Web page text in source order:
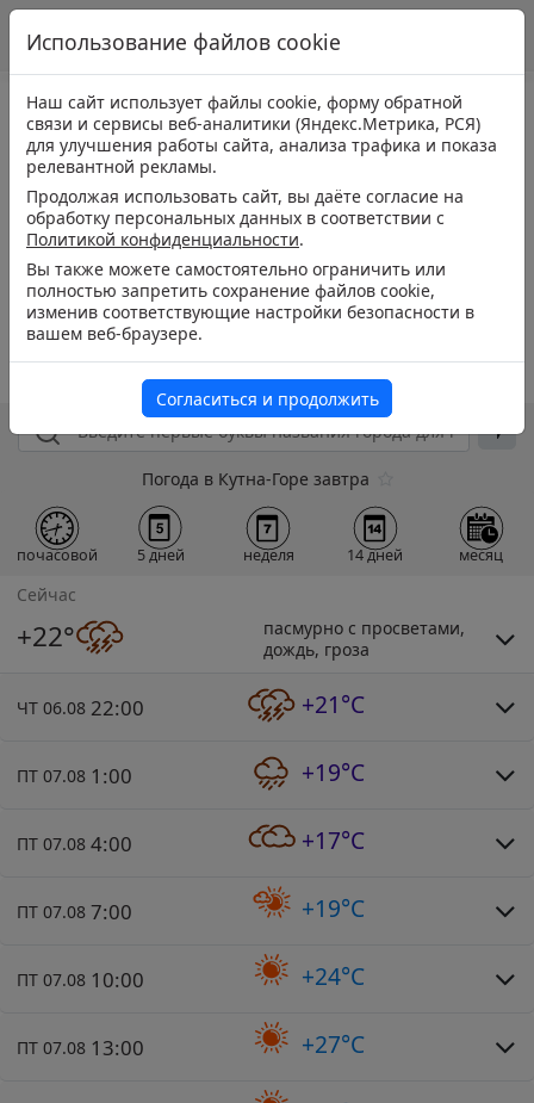
Погода в Кутна-Горе завтра
почасовой 5 дней неделя 14 дней месяц
Сейчас
+22°
пасмурно с просветами,
дождь, гроза
ЧТ 06.08 22:00 +21°C
ПТ 07.08 1:00 +19°C
ПТ 07.08 4:00 +17°C
ПТ 07.08 7:00 +19°C
ПТ 07.08 10:00 +24°C
ПТ 07.08 13:00 +27°C
Использование файлов cookie
Наш сайт использует файлы cookie, форму обратной
связи и сервисы веб-аналитики (Яндекс.Метрика, РСЯ)
для улучшения работы сайта, анализа трафика и показа
релевантной рекламы.
Продолжая использовать сайт, вы даёте согласие на
обработку персональных данных в соответствии с
Политикой конфиденциальности.
Вы также можете самостоятельно ограничить или
полностью запретить сохранение файлов cookie,
изменив соответствующие настройки безопасности в
вашем веб-браузере.
Согласиться и продолжить